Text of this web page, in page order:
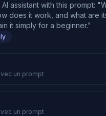
assistant with this prompt:
does it work, and what are
it simply for a beginner."
un prompt
un prompt